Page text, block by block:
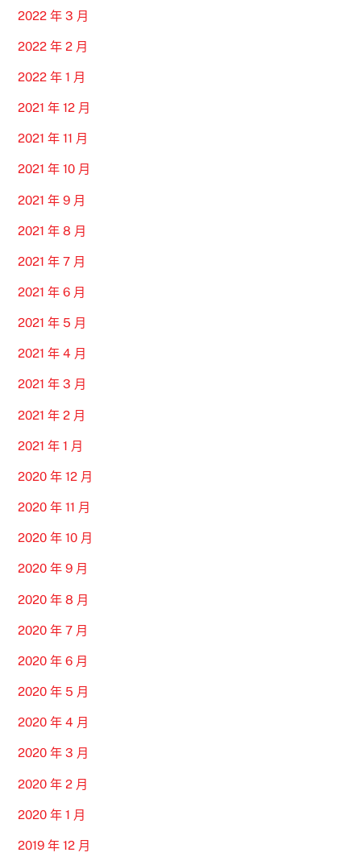
2022 年 3 月
2022 年 2 月
2022 年 1 月
2021 年 12 月
2021 年 11 月
2021 年 10 月
2021 年 9 月
2021 年 8 月
2021 年 7 月
2021 年 6 月
2021 年 5 月
2021 年 4 月
2021 年 3 月
2021 年 2 月
2021 年 1 月
2020 年 12 月
2020 年 11 月
2020 年 10 月
2020 年 9 月
2020 年 8 月
2020 年 7 月
2020 年 6 月
2020 年 5 月
2020 年 4 月
2020 年 3 月
2020 年 2 月
2020 年 1 月
2019 年 12 月